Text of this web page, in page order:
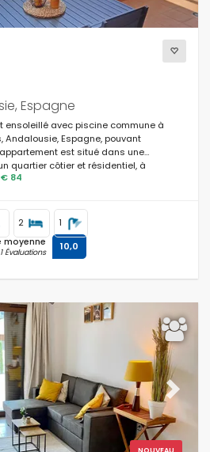
Espagne
ensoleillé avec piscine commune à
Andalousie, Espagne, pouvant
est situé dans une
quartier côtier et résidentiel, à
et à 500 m de la plage.
€ 84
2 1
moyenne
1 Évaluations 10,0
NOUVEAU
Next